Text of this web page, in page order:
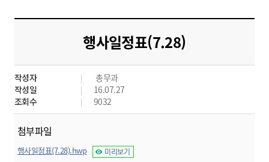
도
시
군
산
행사일정표(7.28)
작성자
총무과
작성일
16.07.27
조회수
9032
첨부파일
행사일정표(7.28).hwp 미리보기